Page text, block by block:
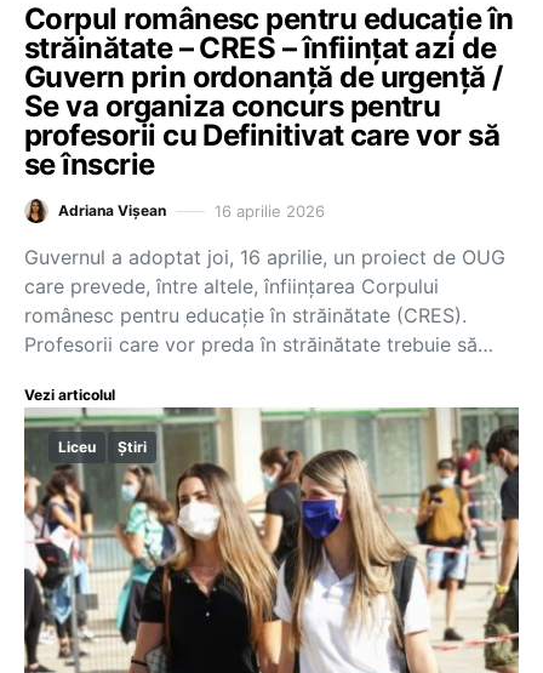
Corpul românesc pentru educație în
străinătate – CRES – înființat azi de
Guvern prin ordonanță de urgență /
Se va organiza concurs pentru
profesorii cu Definitivat care vor să
se înscrie
Adriana Vișean 16 aprilie 2026
Guvernul a adoptat joi, 16 aprilie, un proiect de OUG
care prevede, între altele, înființarea Corpului
românesc pentru educație în străinătate (CRES).
Profesorii care vor preda în străinătate trebuie să…
Vezi articolul
Liceu Știri